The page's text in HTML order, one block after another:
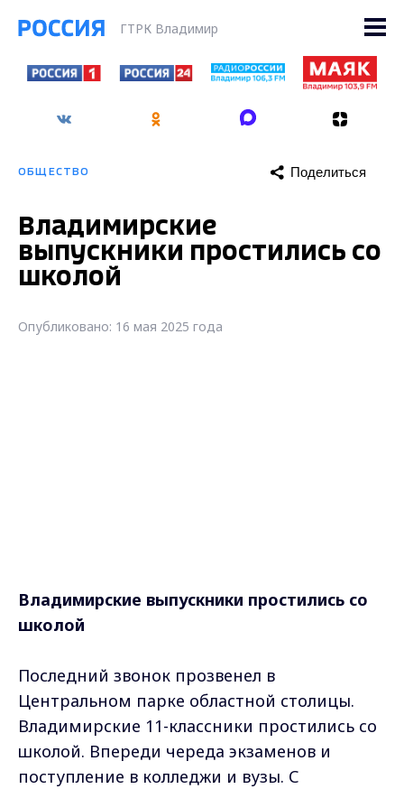
ГТРК Владимир
ОБЩЕСТВО Поделиться
Владимирские
выпускники простились со
школой
Опубликовано: 16 мая 2025 года
Владимирские выпускники простились со
школой
Последний звонок прозвенел в
Центральном парке областной столицы.
Владимирские 11-классники простились со
школой. Впереди череда экзаменов и
поступление в колледжи и вузы. С